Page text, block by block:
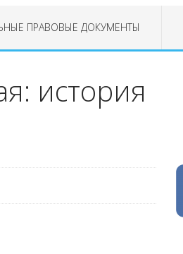
ПРАВОВЫЕ ДОКУМЕНТЫ
история